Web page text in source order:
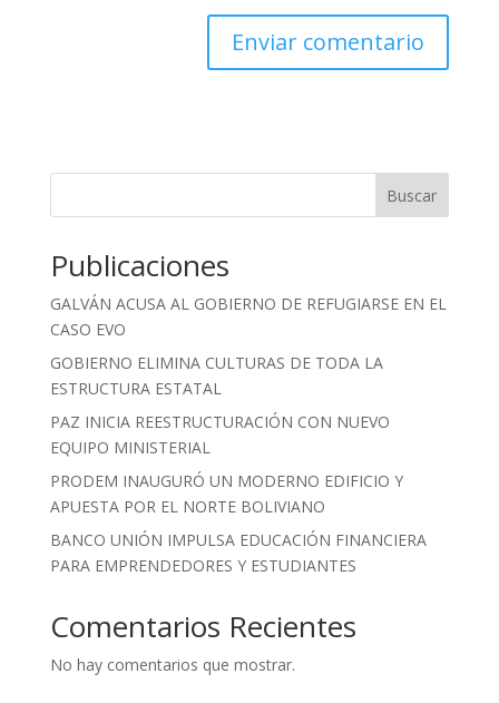
Buscar
Publicaciones
GALVÁN ACUSA AL GOBIERNO DE REFUGIARSE EN EL
CASO EVO
GOBIERNO ELIMINA CULTURAS DE TODA LA
ESTRUCTURA ESTATAL
PAZ INICIA REESTRUCTURACIÓN CON NUEVO
EQUIPO MINISTERIAL
PRODEM INAUGURÓ UN MODERNO EDIFICIO Y
APUESTA POR EL NORTE BOLIVIANO
BANCO UNIÓN IMPULSA EDUCACIÓN FINANCIERA
PARA EMPRENDEDORES Y ESTUDIANTES
Comentarios Recientes
No hay comentarios que mostrar.